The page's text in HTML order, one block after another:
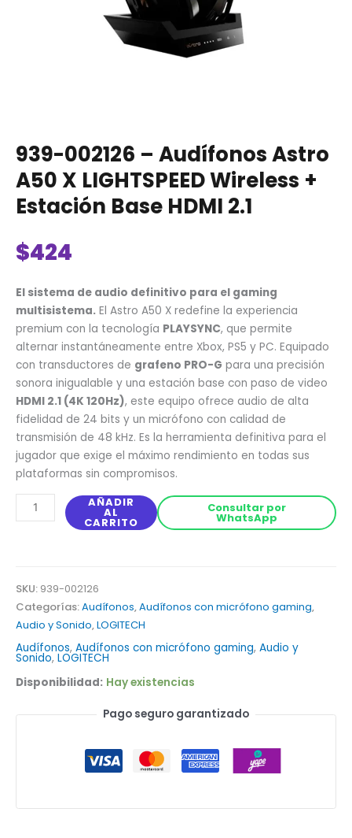
Audífonos, Audífonos con micrófono gaming, Audio y
Sonido, LOGITECH
939-002126 – Audífonos Astro
A50 X LIGHTSPEED Wireless +
Estación Base HDMI 2.1
$424
El sistema de audio definitivo para el gaming
multisistema. El Astro A50 X redefine la experiencia
premium con la tecnología PLAYSYNC, que permite
alternar instantáneamente entre Xbox, PS5 y PC. Equipado
con transductores de grafeno PRO-G para una precisión
sonora inigualable y una estación base con paso de video
HDMI 2.1 (4K 120Hz), este equipo ofrece audio de alta
fidelidad de 24 bits y un micrófono con calidad de
transmisión de 48 kHz. Es la herramienta definitiva para el
jugador que exige el máximo rendimiento en todas sus
plataformas sin compromisos.
Disponibilidad: Hay existencias
AÑADIR
AL
CARRITO
Consultar por
WhatsApp
SKU: 939-002126
Categorías:Audífonos,Audífonos con micrófono gaming,
Audio y Sonido,LOGITECH
Pago seguro garantizado